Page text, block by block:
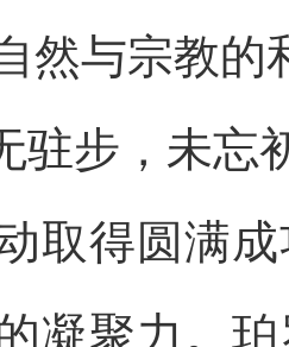
然与宗教的
取得圆满
凝聚力。